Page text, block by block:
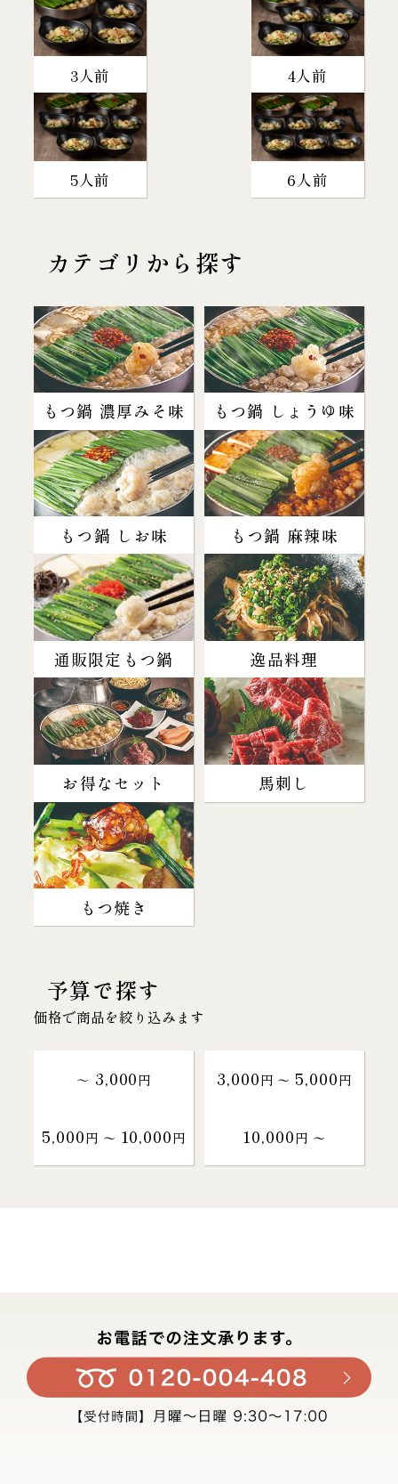
3人前 4人前
5人前 6人前
カテゴリから探す
もつ鍋 濃厚みそ味 もつ鍋 しょうゆ味
もつ鍋 しお味 もつ鍋 麻辣味
通販限定もつ鍋 逸品料理
お得なセット 馬刺し
もつ焼き
予算で探す
価格で商品を絞り込みます
～ 3,000円 3,000円 〜 5,000円
5,000円 〜 10,000円 10,000円 〜